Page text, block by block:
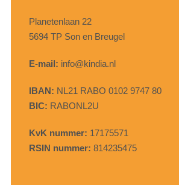
Planetenlaan 22
5694 TP Son en Breugel
E-mail: info@kindia.nl
IBAN: NL21 RABO 0102 9747 80
BIC: RABONL2U
KvK nummer: 17175571
RSIN nummer: 814235475